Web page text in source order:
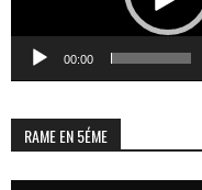
00:00
RAME EN 5ÉME